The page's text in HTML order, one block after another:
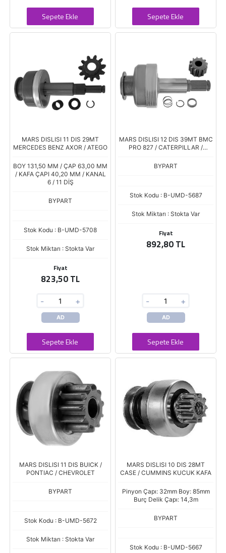
Sepete Ekle Sepete Ekle
MARS DISLISI 11 DIS 29MT
MERCEDES BENZ AXOR / ATEGO
BOY 131,50 MM / ÇAP 63,00 MM
/ KAFA ÇAPI 40,20 MM / KANAL
6 / 11 DİŞ
BYPART
Stok Kodu : B-UMD-5708
Stok Miktarı : Stokta Var
Fiyat
823,50 TL
- +
AD
Sepete Ekle
MARS DISLISI 12 DIS 39MT BMC
PRO 827 / CATERPILLAR /
BYPART
Stok Kodu : B-UMD-5687
Stok Miktarı : Stokta Var
Fiyat
892,80 TL
- +
AD
Sepete Ekle
MARS DISLISI 11 DIS BUICK /
PONTIAC / CHEVROLET
BYPART
Stok Kodu : B-UMD-5672
Stok Miktarı : Stokta Var
MARS DISLISI 10 DIS 28MT
CASE / CUMMINS KUCUK KAFA
Pinyon Çapı: 32mm Boy: 85mm
Burç Delik Çapı: 14,3m
BYPART
Stok Kodu : B-UMD-5667